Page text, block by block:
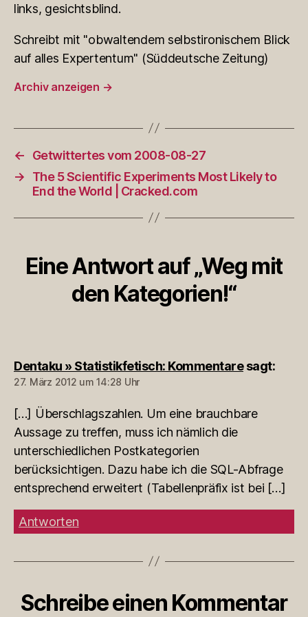
links, gesichtsblind.
Schreibt mit "obwaltendem selbstironischem Blick
auf alles Expertentum" (Süddeutsche Zeitung)
Archiv anzeigen →
←
Getwittertes vom 2008-08-27
→
The 5 Scientific Experiments Most Likely to
End the World | Cracked.com
Eine Antwort auf „Weg mit
den Kategorien!“
Dentaku » Statistikfetisch: Kommentare sagt:
27. März 2012 um 14:28 Uhr
[…] Überschlagszahlen. Um eine brauchbare
Aussage zu treffen, muss ich nämlich die
unterschiedlichen Postkategorien
berücksichtigen. Dazu habe ich die SQL-Abfrage
entsprechend erweitert (Tabellenpräfix ist bei […]
Antworten
Schreibe einen Kommentar